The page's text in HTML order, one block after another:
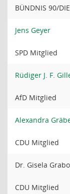
BÜNDNIS 90/
Jens Geyer
SPD Mitglied
Rüdiger J. F.
AfD Mitglied
Alexandra
CDU Mitglied
Dr. Gisela
CDU Mitglied